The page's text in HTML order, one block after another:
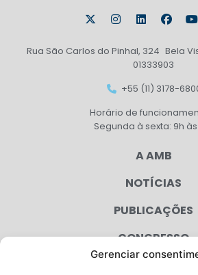
Gerenciar
Rua São Carlos do Pinhal, 324 Bela
01333903
+55 (11) 3178-
Horário de
Segunda à sexta: 9h às
A AMB
NOTÍCIAS
PUBLICAÇÕES
CONGRESSO